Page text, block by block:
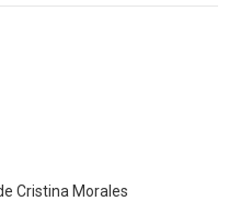
Cristina Morales